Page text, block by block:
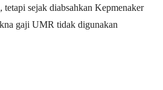
tetapi sejak diabsahkan Kepmenaker
gaji UMR tidak digunakan